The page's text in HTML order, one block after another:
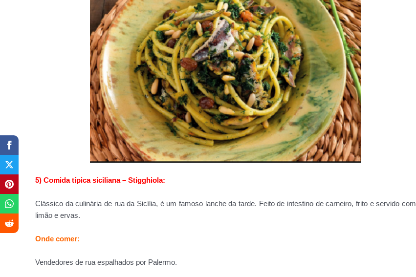
5) Comida típica siciliana – Stigghiola:
Clássico da culinária de rua da Sicília, é um famoso lanche da tarde. Feito de intestino de carneiro, frito e servido com
limão e ervas.
Onde comer:
Vendedores de rua espalhados por Palermo.